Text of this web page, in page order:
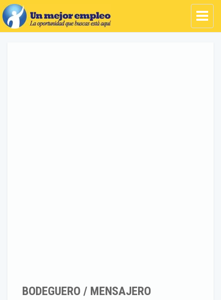
BODEGUERO / MENSAJERO